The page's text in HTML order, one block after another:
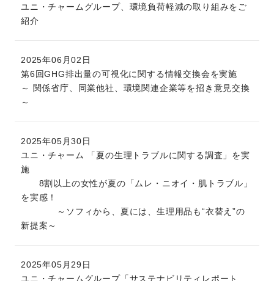
ユニ・チャームグループ、環境負荷軽減の取り組みをご
紹介
2025年06月02日
第6回GHG排出量の可視化に関する情報交換会を実施
～ 関係省庁、同業他社、環境関連企業等を招き意見交換
～
2025年05月30日
ユニ・チャーム 「夏の生理トラブルに関する調査」を実
施
8割以上の女性が夏の「ムレ・ニオイ・肌トラブル」
を実感！
～ソフィから、夏には、生理用品も“衣替え”の
新提案～
2025年05月29日
ユニ・チャームグループ「サステナビリティレポート